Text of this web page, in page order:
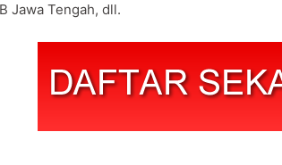
Jawa Tengah, dll.